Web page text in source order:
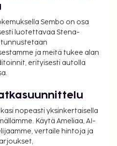
Sembo on osa
luotettavaa Stena-
ja meitä tukee alan
erityisesti autolla
nopeasti yksinkertaisella
Käytä Ameliaa, AI-
vertaile hintoja ja